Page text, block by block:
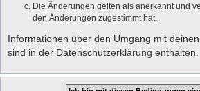
Die Änderungen gelten als anerkannt und
den Änderungen zugestimmt hat.
Informationen über den Umgang mit
sind in der Datenschutzerklärung enthalten.